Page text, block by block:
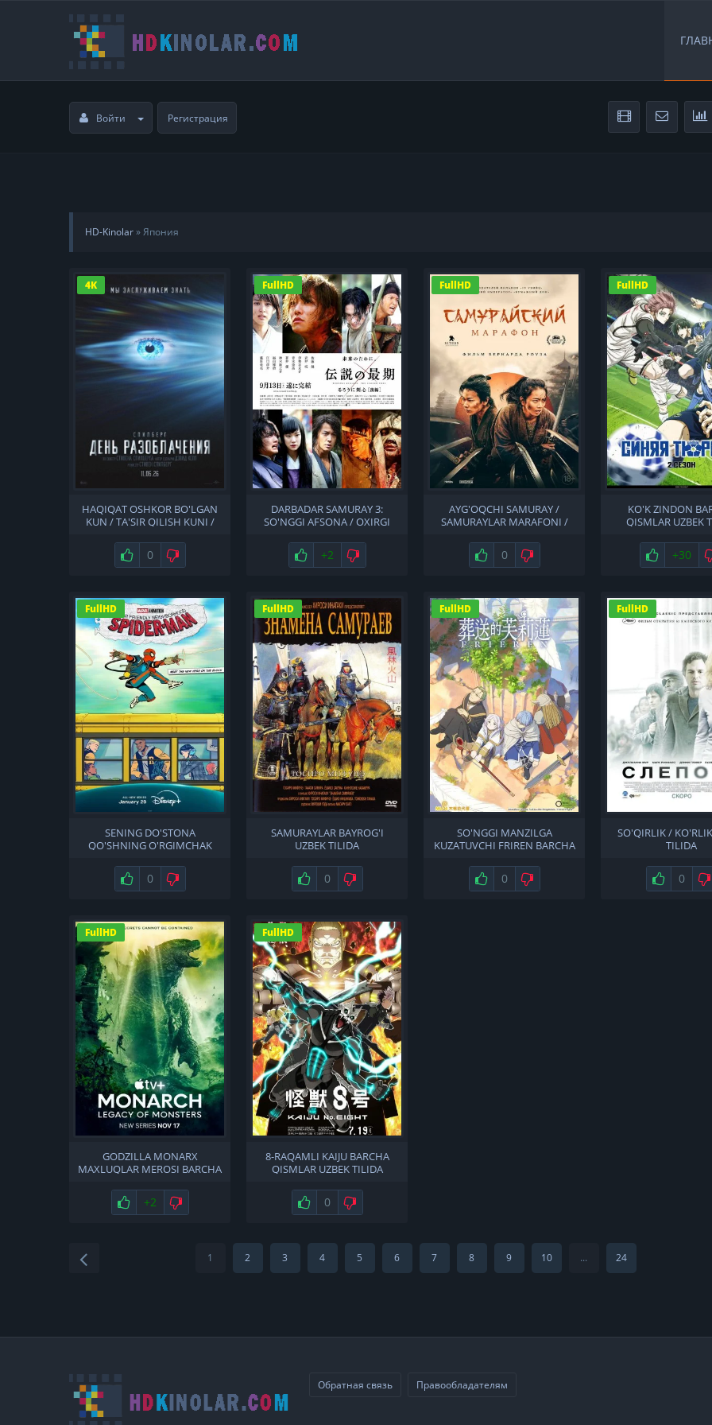
Войти Регистрация
HD-Kinolar» Япония
4K
HAQIQAT OSHKOR BO'LGAN
KUN / TA'SIR QILISH KUNI /
UZBEK TILIDA
Нравится
0 Не нравится
FullHD
DARBADAR SAMURAY 3:
SO'NGGI AFSONA / OXIRGI
TUGASHI UZBEK TILIDA
Нравится
+2 Не нравится
FullHD
AYG'OQCHI SAMURAY /
SAMURAYLAR MARAFONI /
TILIDA
Нравится
0 Не нравится
FullHD
KO'K ZINDON
QISMLAR UZBEK
Нравится
+30
FullHD
SENING DO'STONA
QO'SHNING O'RGIMCHAK
UZBEK TILIDA
Нравится
0 Не нравится
FullHD
SAMURAYLAR BAYROG'I
UZBEK TILIDA
Нравится
0 Не нравится
FullHD
SO'NGGI MANZILGA
KUZATUVCHI FRIREN BARCHA
Нравится
0 Не нравится
FullHD
SO'QIRLIK /
TILIDA
Нравится
0
FullHD
GODZILLA MONARX
MAXLUQLAR MEROSI BARCHA
Нравится
+2 Не нравится
FullHD
8-RAQAMLI KAIJU BARCHA
QISMLAR UZBEK TILIDA
Нравится
0 Не нравится
1 2 3 4 5 6 7 8 9 10 ... 24
Обратная связь Правообладателям